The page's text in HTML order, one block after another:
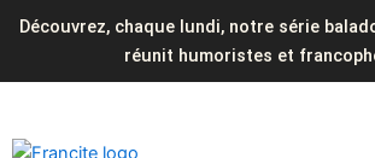
Découvrez, chaque lundi, notre série
réunit humoristes et